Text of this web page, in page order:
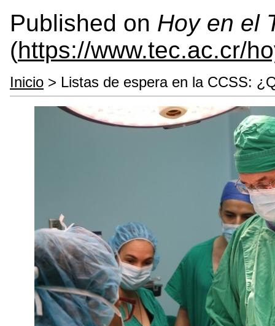
Published on Hoy en el
(https://www.tec.ac.cr/
Inicio > Listas de espera en la CCSS: